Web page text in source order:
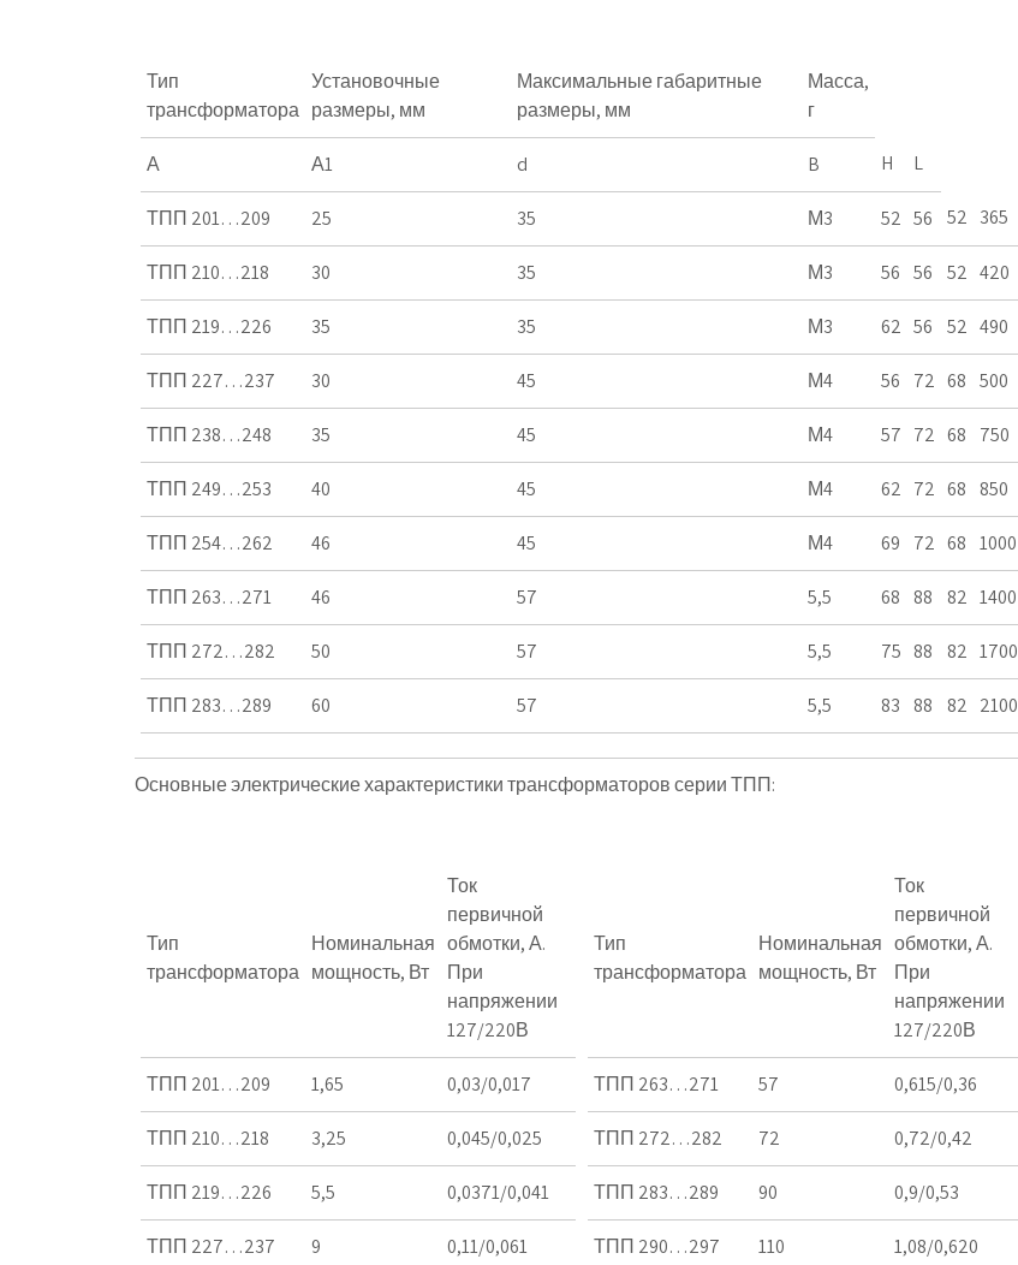
Тип
трансформатора
Установочные
размеры, мм
Максимальные габаритные
размеры, мм
Масса,
г
А А1 d B H L
ТПП 201…209 25 35 М3 52 56 52 365
ТПП 210…218 30 35 М3 56 56 52 420
ТПП 219…226 35 35 М3 62 56 52 490
ТПП 227…237 30 45 М4 56 72 68 500
ТПП 238…248 35 45 М4 57 72 68 750
ТПП 249…253 40 45 М4 62 72 68 850
ТПП 254…262 46 45 М4 69 72 68 1000
ТПП 263…271 46 57 5,5 68 88 82 1400
ТПП 272…282 50 57 5,5 75 88 82 1700
ТПП 283…289 60 57 5,5 83 88 82 2100
Основные электрические характеристики трансформаторов серии ТПП:
Тип
трансформатора
Номинальная
мощность, Вт
Ток
первичной
обмотки, А.
При
напряжении
127/220В
ТПП 201…209 1,65 0,03/0,017
ТПП 210…218 3,25 0,045/0,025
ТПП 219…226 5,5 0,0371/0,041
ТПП 227…237 9 0,11/0,061
Тип
трансформатора
Номинальная
мощность, Вт
Ток
первичной
обмотки, А.
При
напряжении
127/220В
ТПП 263…271 57 0,615/0,36
ТПП 272…282 72 0,72/0,42
ТПП 283…289 90 0,9/0,53
ТПП 290…297 110 1,08/0,620